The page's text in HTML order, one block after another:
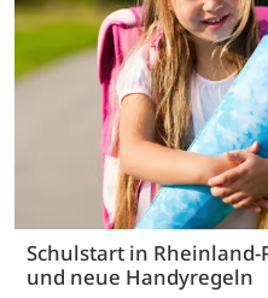
Schulstart in
und neue Handyregeln